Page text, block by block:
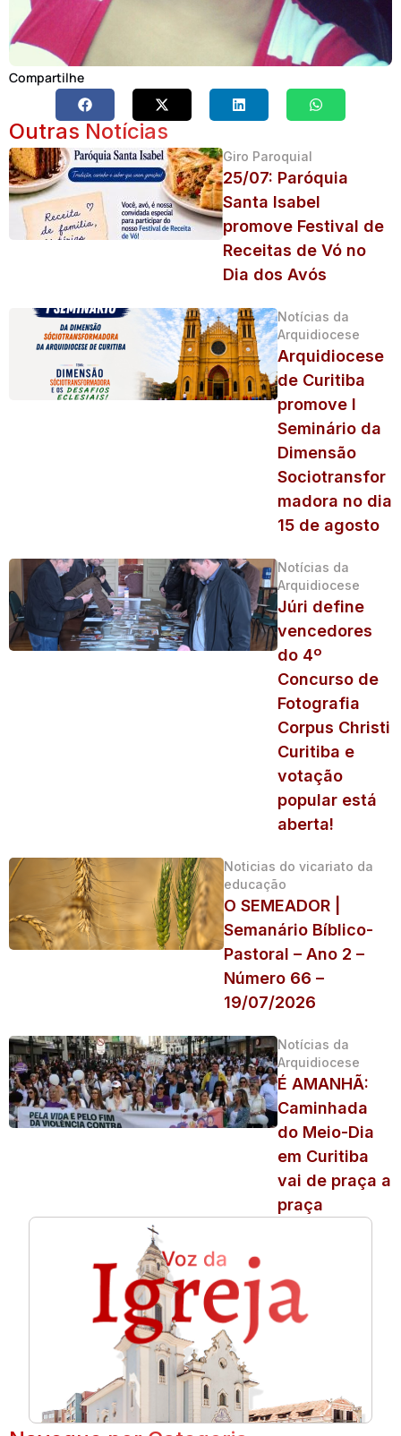
Compartilhe
Outras Notícias
Giro Paroquial
25/07: Paróquia
Santa Isabel
promove Festival de
Receitas de Vó no
Dia dos Avós
Notícias da
Arquidiocese
Arquidiocese
de Curitiba
promove I
Seminário da
Dimensão
Sociotransfor
madora no dia
15 de agosto
Notícias da
Arquidiocese
Júri define
vencedores
do 4º
Concurso de
Fotografia
Corpus Christi
Curitiba e
votação
popular está
aberta!
Noticias do vicariato da
educação
O SEMEADOR |
Semanário Bíblico-
Pastoral – Ano 2 –
Número 66 –
19/07/2026
Notícias da
Arquidiocese
É AMANHÃ:
Caminhada
do Meio-Dia
em Curitiba
vai de praça a
praça